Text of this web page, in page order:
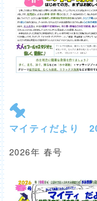
マイティだより
2026年 春号